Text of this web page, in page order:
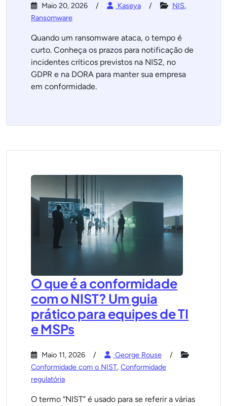
Maio 20, 2026 Kaseya NIS,
Ransomware
Quando um ransomware ataca, o tempo é
curto. Conheça os prazos para notificação de
incidentes críticos previstos na NIS2, no
GDPR e na DORA para manter sua empresa
em conformidade.
O que é a conformidade
com o NIST? Um guia
prático para equipes de TI
e MSPs
Maio 11, 2026
George Rouse
Conformidade com o NIST, Conformidade
regulatória
O termo “NIST” é usado para se referir a várias